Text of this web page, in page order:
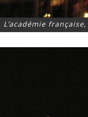
L’académie française,